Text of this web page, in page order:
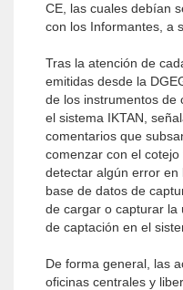
CE, las cuales debían
con los Informantes, a
Tras la atención de
emitidas desde la
de los instrumentos de
el sistema IKTAN,
comentarios que
comenzar con el
detectar algún error en
base de datos de
de cargar o capturar la
de captación en el
De forma general, las
oficinas centrales y